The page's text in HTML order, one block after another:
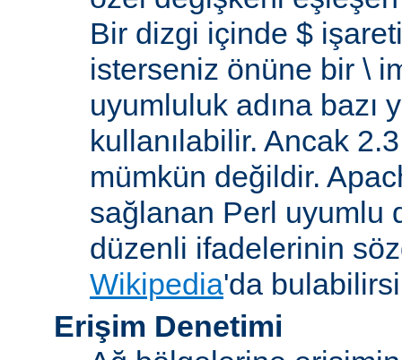
Bir dizgi içinde $
isterseniz önüne bir \
uyumluluk adına
kullanılabilir. Ancak
mümkün değildir.
sağlanan Perl uyumlu
düzenli ifadelerinin
Wikipedia'da
Erişim Denetimi